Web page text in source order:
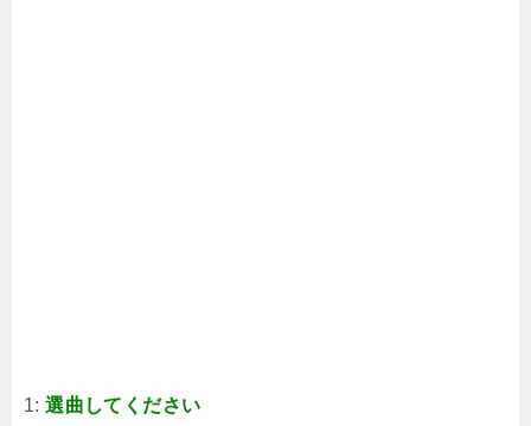
1:選曲してください